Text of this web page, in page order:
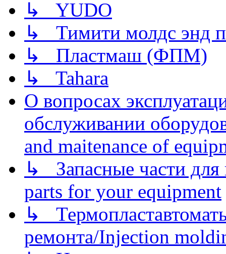
↳ YUDO
↳ Тимити молдс энд
↳ Пластмаш (ФПМ)
↳ Tahara
О вопросах
обслуживании
and maitenance of
↳ Запасные части для
parts for your equipment
↳
ремонта/Injection